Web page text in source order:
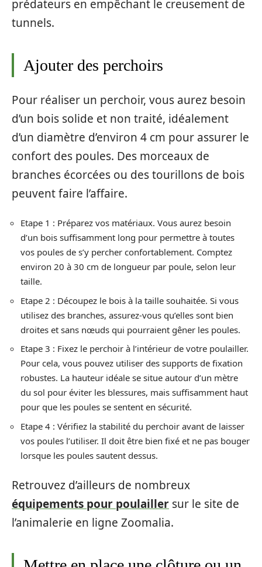
prédateurs en empêchant le creusement de
tunnels.
Ajouter des perchoirs
Pour réaliser un perchoir, vous aurez besoin
d’un bois solide et non traité, idéalement
d’un diamètre d’environ 4 cm pour assurer le
confort des poules. Des morceaux de
branches écorcées ou des tourillons de bois
peuvent faire l’affaire.
Etape 1 : Préparez vos matériaux. Vous aurez besoin
d’un bois suffisamment long pour permettre à toutes
vos poules de s’y percher confortablement. Comptez
environ 20 à 30 cm de longueur par poule, selon leur
taille.
Etape 2 : Découpez le bois à la taille souhaitée. Si vous
utilisez des branches, assurez-vous qu’elles sont bien
droites et sans nœuds qui pourraient gêner les poules.
Etape 3 : Fixez le perchoir à l’intérieur de votre poulailler.
Pour cela, vous pouvez utiliser des supports de fixation
robustes. La hauteur idéale se situe autour d’un mètre
du sol pour éviter les blessures, mais suffisamment haut
pour que les poules se sentent en sécurité.
Etape 4 : Vérifiez la stabilité du perchoir avant de laisser
vos poules l’utiliser. Il doit être bien fixé et ne pas bouger
lorsque les poules sautent dessus.
Retrouvez d’ailleurs de nombreux
équipements pour poulailler sur le site de
l’animalerie en ligne Zoomalia.